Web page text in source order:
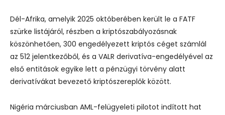
Dél-Afrika, amelyik 2025 októberében került le a FATF
szürke listájáról, részben a kriptószabályozásnak
köszönhetően, 300 engedélyezett kriptós céget számlál
az 512 jelentkezőből, és a VALR derivatíva-engedélyével az
első entitások egyike lett a pénzügyi törvény alatt
derivatívákat bevezető kriptószereplők között.
Nigéria márciusban AML-felügyeleti pilotot indított hat